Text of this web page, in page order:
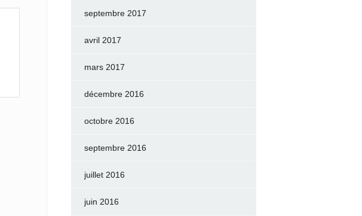
septembre 2017
avril 2017
mars 2017
décembre 2016
octobre 2016
septembre 2016
juillet 2016
juin 2016